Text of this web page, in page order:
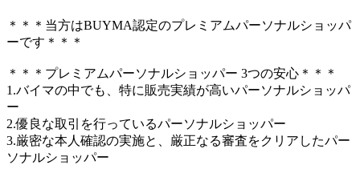
＊＊＊当方はBUYMA認定のプレミアムパーソナルショッパ
ーです＊＊＊
＊＊＊プレミアムパーソナルショッパー 3つの安心＊＊＊
1.バイマの中でも、特に販売実績が高いパーソナルショッパ
ー
2.優良な取引を行っているパーソナルショッパー
3.厳密な本人確認の実施と、厳正なる審査をクリアしたパー
ソナルショッパー